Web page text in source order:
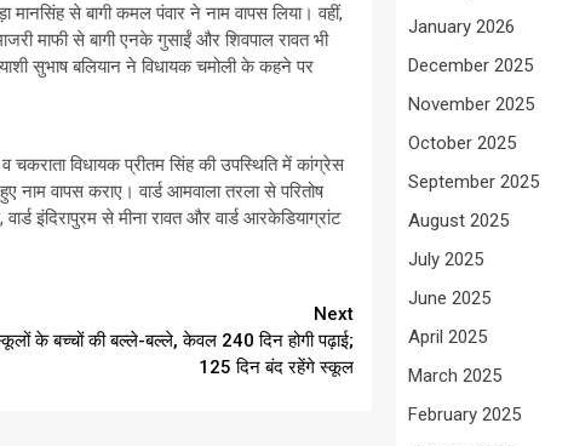
मानसिंह से बागी कमल पंवार ने नाम वापस लिया। वहीं,
माफी से बागी एनके गुसाईं और शिवपाल रावत भी
सुभाष बलियान ने विधायक चमोली के कहने पर
चकराता विधायक प्रीतम सिंह की उपस्थिति में कांग्रेस
नाम वापस कराए। वार्ड आमवाला तरला से परितोष
इंदिरापुरम से मीना रावत और वार्ड आरकेडियाग्रांट
Next
के बच्‍चों की बल्‍ले-बल्‍ले, केवल 240 दिन होगी पढ़ाई;
125 दिन बंद रहेंगे स्‍कूल
January 2026
December 2025
November 2025
October 2025
September 2025
August 2025
July 2025
June 2025
April 2025
March 2025
February 2025